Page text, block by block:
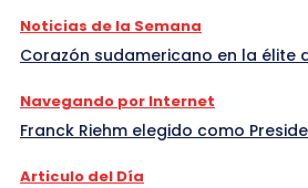
Noticias de la Semana
Corazón sudamericano en la élite
Navegando por Internet
Franck Riehm elegido como
Articulo del Día